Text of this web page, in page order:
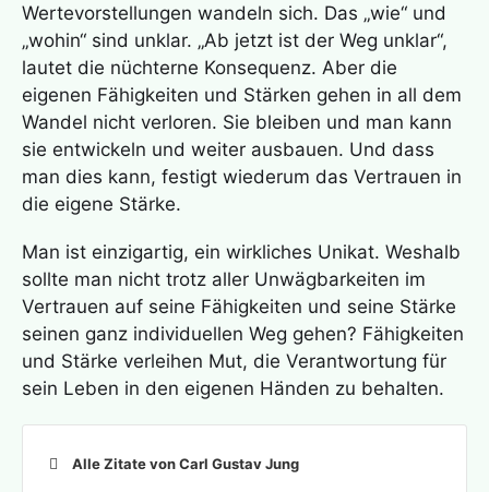
Wertevorstellungen wandeln sich. Das „wie“ und
„wohin“ sind unklar. „Ab jetzt ist der Weg unklar“,
lautet die nüchterne Konsequenz. Aber die
eigenen Fähigkeiten und Stärken gehen in all dem
Wandel nicht verloren. Sie bleiben und man kann
sie entwickeln und weiter ausbauen. Und dass
man dies kann, festigt wiederum das Vertrauen in
die eigene Stärke.
Man ist einzigartig, ein wirkliches Unikat. Weshalb
sollte man nicht trotz aller Unwägbarkeiten im
Vertrauen auf seine Fähigkeiten und seine Stärke
seinen ganz individuellen Weg gehen? Fähigkeiten
und Stärke verleihen Mut, die Verantwortung für
sein Leben in den eigenen Händen zu behalten.
Alle Zitate von Carl Gustav Jung